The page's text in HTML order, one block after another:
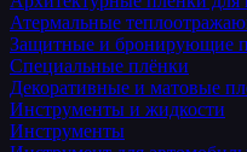
Атермальные
Защитные и бронирующие
Специальные плёнки
Декоративные и матовые
Инструменты и жидкости
Инструменты